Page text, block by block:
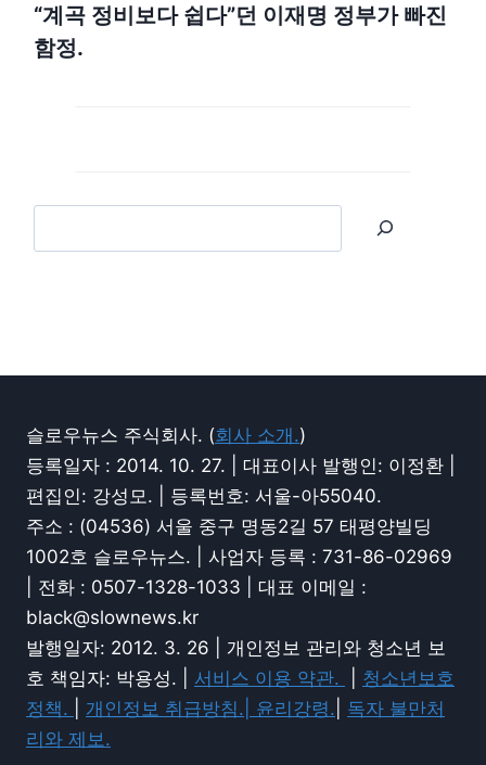
“계곡 정비보다 쉽다”던 이재명 정부가 빠진
함정.
슬로우뉴스 주식회사. (회사 소개.)
등록일자 : 2014. 10. 27. | 대표이사 발행인: 이정환 |
편집인: 강성모. | 등록번호: 서울-아55040.
주소 : (04536) 서울 중구 명동2길 57 태평양빌딩
1002호 슬로우뉴스. | 사업자 등록 : 731-86-02969
| 전화 : 0507-1328-1033 | 대표 이메일 :
black@slownews.kr
발행일자: 2012. 3. 26 | 개인정보 관리와 청소년 보
호 책임자: 박용성. | 서비스 이용 약관.
청소년보호
정책.
개인정보 취급방침.| 윤리강령.
독자 불만처
리와 제보.